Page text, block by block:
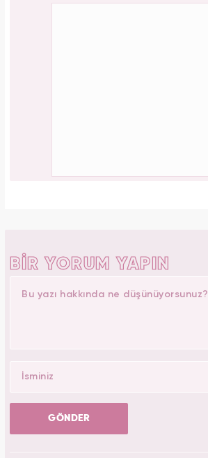
BİR YORUM YAPIN
GÖNDER